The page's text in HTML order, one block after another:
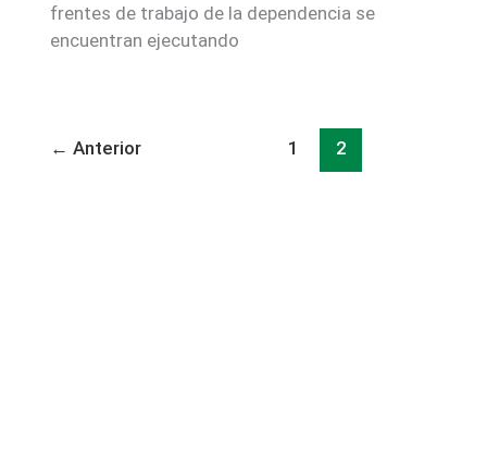
frentes de trabajo de la dependencia se
encuentran ejecutando
← Anterior 1 2